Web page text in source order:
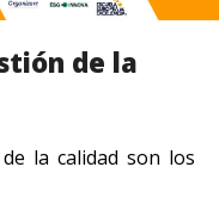
de la
la calidad son los